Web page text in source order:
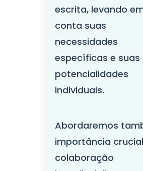
escrita, levando
conta suas
necessidades
específicas e suas
potencialidades
individuais.
Abordaremos
importância
colaboração